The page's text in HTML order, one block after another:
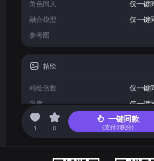
角色同人
仅一键
融合模型
仅一键
参考图
精绘
精绘倍数
仅一键
强度
仅一键
2023-04-29 02:16
1 0
一键同款
(支付2积分)